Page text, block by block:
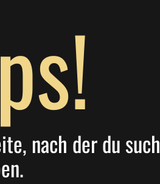
nach der du